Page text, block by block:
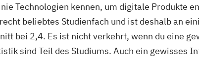
Technologien kennen, um digitale Produkte
beliebtes Studienfach und ist deshalb an
bei 2,4. Es ist nicht verkehrt, wenn du eine
sind Teil des Studiums. Auch ein gewisses